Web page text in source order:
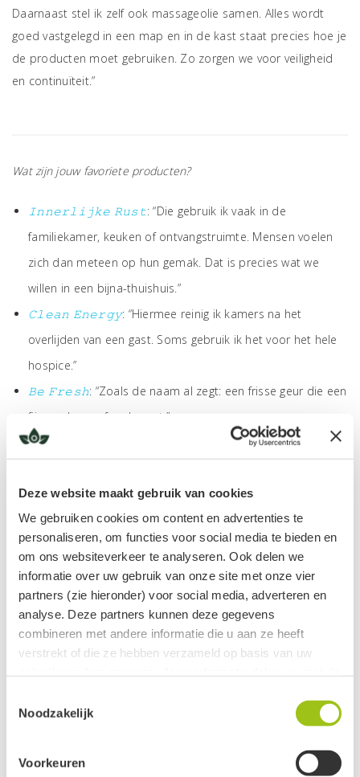
Deze website maakt gebruik van cookies
We gebruiken cookies om content en advertenties te
personaliseren, om functies voor social media te bieden en
om ons websiteverkeer te analyseren. Ook delen we
informatie over uw gebruik van onze site met onze vier
partners (zie hieronder) voor social media, adverteren en
analyse. Deze partners kunnen deze gegevens
combineren met andere informatie die u aan ze heeft
verstrekt of die ze hebben verzameld op basis van uw
Clerk
Noodzakelijk
Voorkeuren
Daarnaast stel ik zelf ook massageolie samen. Alles wordt
goed vastgelegd in een map en in de kast staat precies hoe je
de producten moet gebruiken. Zo zorgen we voor veiligheid
en continuïteit.”
Wat zijn jouw favoriete producten?
𝙸𝚗𝚗𝚎𝚛𝚕𝚒𝚓𝚔𝚎 𝚁𝚞𝚜𝚝: “Die gebruik ik vaak in de
familiekamer, keuken of ontvangstruimte. Mensen voelen
zich dan meteen op hun gemak. Dat is precies wat we
willen in een bijna-thuishuis.”
𝙲𝚕𝚎𝚊𝚗 𝙴𝚗𝚎𝚛𝚐𝚢: “Hiermee reinig ik kamers na het
overlijden van een gast. Soms gebruik ik het voor het hele
hospice.”
𝙱𝚎 𝙵𝚛𝚎𝚜𝚑: “Zoals de naam al zegt: een frisse geur die een
fijne, schone sfeer brengt.”
Een geur als troost